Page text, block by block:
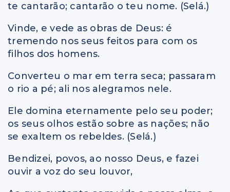
te cantarão; cantarão o teu nome. (Selá.)
Vinde, e vede as obras de Deus: é
tremendo nos seus feitos para com os
filhos dos homens.
Converteu o mar em terra seca; passaram
o rio a pé; ali nos alegramos nele.
Ele domina eternamente pelo seu poder;
os seus olhos estão sobre as nações; não
se exaltem os rebeldes. (Selá.)
Bendizei, povos, ao nosso Deus, e fazei
ouvir a voz do seu louvor,